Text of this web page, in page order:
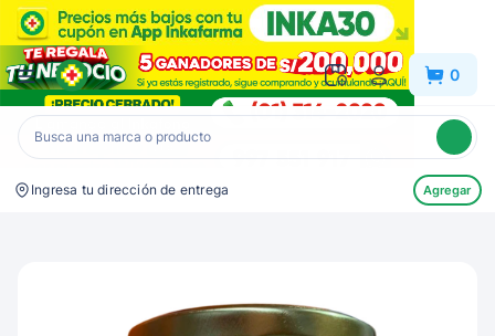
Inkafarma 0
Ingresa tu dirección de entrega Agregar